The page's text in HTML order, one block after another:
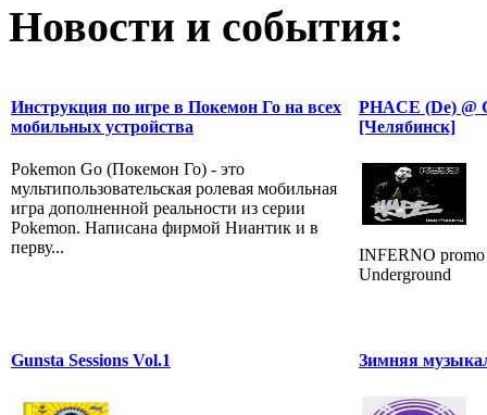
Новости и события:
Инструкция по игре в Покемон Го на всех
мобильных устройства
Pokemon Go (Покемон Го) - это
мультипользовательская ролевая мобильная
игра дополненной реальности из серии
Pokemon. Написана фирмой Ниантик и в
перву...
PHACE (De) @
[Челябинск]
INFERNO
Underground
Gunsta Sessions Vol.1 Зимняя